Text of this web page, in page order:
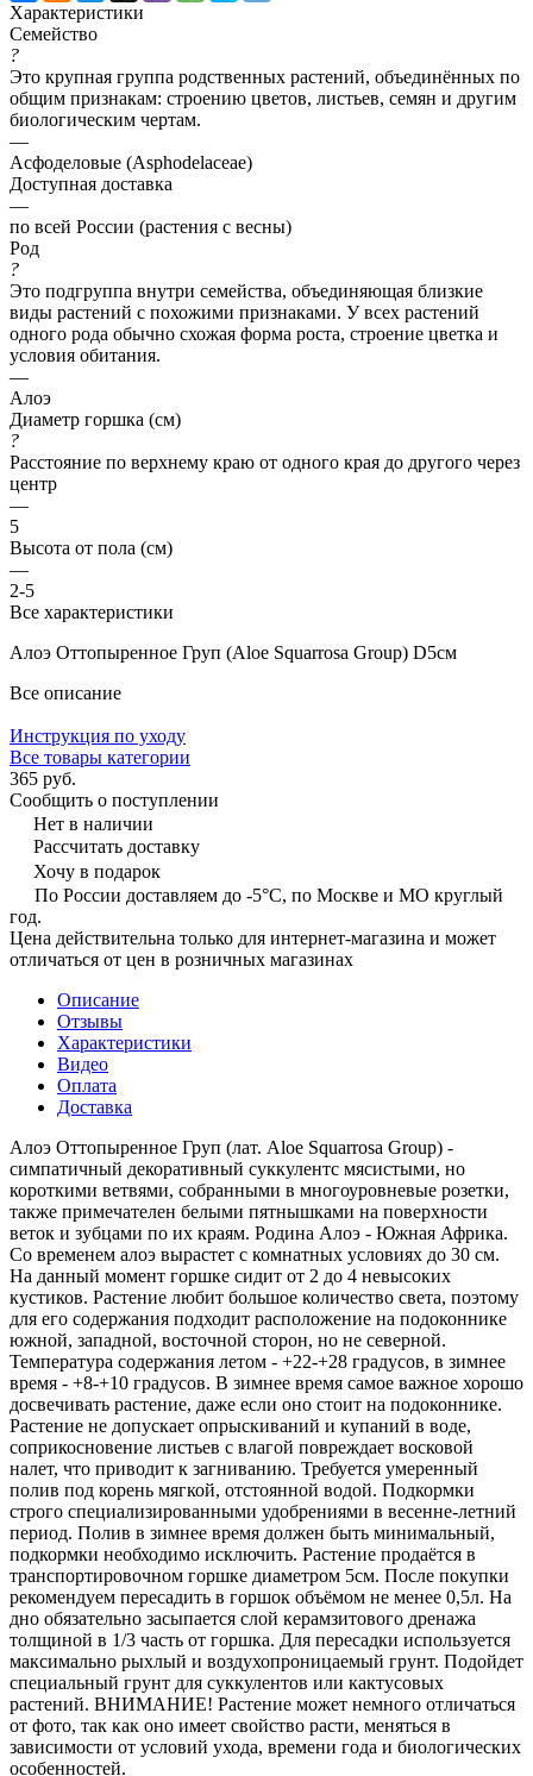
Характеристики
Семейство
?
Это крупная группа родственных растений, объединённых по
общим признакам: строению цветов, листьев, семян и другим
биологическим чертам.
—
Асфоделовые (Asphodelaceae)
Доступная доставка
—
по всей России (растения с весны)
Род
?
Это подгруппа внутри семейства, объединяющая близкие
виды растений с похожими признаками. У всех растений
одного рода обычно схожая форма роста, строение цветка и
условия обитания.
—
Алоэ
Диаметр горшка (см)
?
Расстояние по верхнему краю от одного края до другого через
центр
—
5
Высота от пола (см)
—
2-5
Все характеристики
Алоэ Оттопыренное Груп (Aloe Squarrosa Group) D5см
Все описание
Инструкция по уходу
Все товары категории
365 руб.
Сообщить о поступлении
Нет в наличии
Рассчитать доставку
Хочу в подарок
По России доставляем до -5°C, по Москве и МО круглый
год.
Цена действительна только для интернет-магазина и может
отличаться от цен в розничных магазинах
Описание
Отзывы
Характеристики
Видео
Оплата
Доставка
Алоэ Оттопыренное Груп (лат. Aloe Squarrosa Group) -
симпатичный декоративный суккулентс мясистыми, но
короткими ветвями, собранными в многоуровневые розетки,
также примечателен белыми пятнышками на поверхности
веток и зубцами по их краям. Родина Алоэ - Южная Африка.
Со временем алоэ вырастет с комнатных условиях до 30 см.
На данный момент горшке сидит от 2 до 4 невысоких
кустиков. Растение любит большое количество света, поэтому
для его содержания подходит расположение на подоконнике
южной, западной, восточной сторон, но не северной.
Температура содержания летом - +22-+28 градусов, в зимнее
время - +8-+10 градусов. В зимнее время самое важное хорошо
досвечивать растение, даже если оно стоит на подоконнике.
Растение не допускает опрыскиваний и купаний в воде,
соприкосновение листьев с влагой повреждает восковой
налет, что приводит к загниванию. Требуется умеренный
полив под корень мягкой, отстоянной водой. Подкормки
строго специализированными удобрениями в весенне-летний
период. Полив в зимнее время должен быть минимальный,
подкормки необходимо исключить. Растение продаётся в
транспортировочном горшке диаметром 5см. После покупки
рекомендуем пересадить в горшок объёмом не менее 0,5л. На
дно обязательно засыпается слой керамзитового дренажа
толщиной в 1/3 часть от горшка. Для пересадки используется
максимально рыхлый и воздухопроницаемый грунт. Подойдет
специальный грунт для суккулентов или кактусовых
растений. ВНИМАНИЕ! Растение может немного отличаться
от фото, так как оно имеет свойство расти, меняться в
зависимости от условий ухода, времени года и биологических
особенностей.